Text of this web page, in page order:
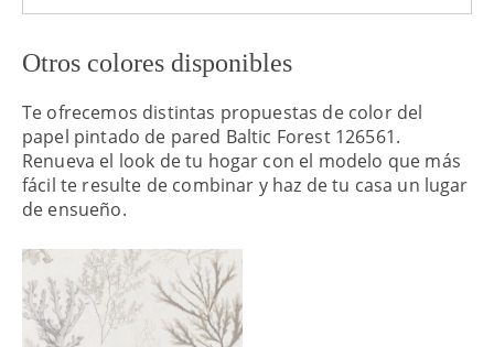
Otros colores disponibles
Te ofrecemos distintas propuestas de color del
papel pintado de pared Baltic Forest 126561.
Renueva el look de tu hogar con el modelo que más
fácil te resulte de combinar y haz de tu casa un lugar
de ensueño.